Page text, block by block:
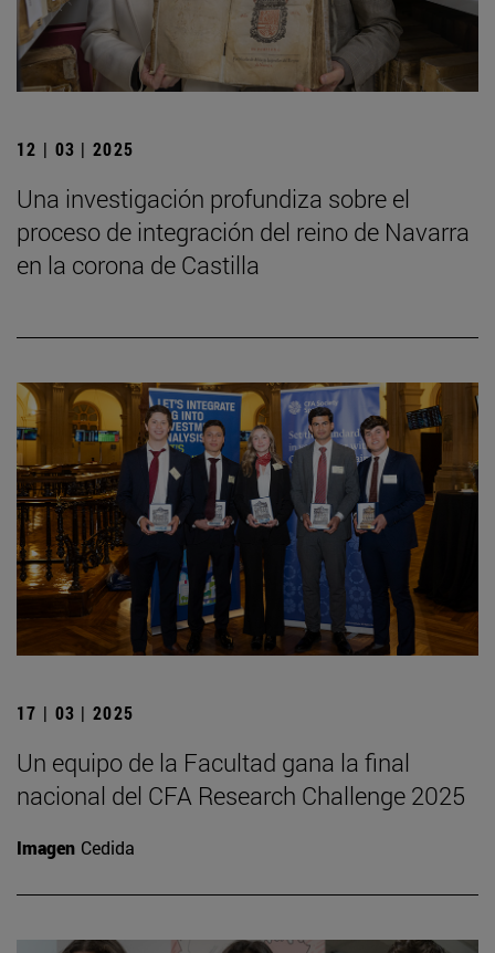
12 | 03 | 2025
Una investigación profundiza sobre el
proceso de integración del reino de Navarra
en la corona de Castilla
17 | 03 | 2025
Un equipo de la Facultad gana la final
nacional del CFA Research Challenge 2025
Imagen Cedida